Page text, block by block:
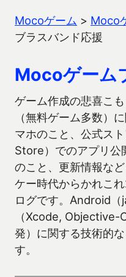
Mocoゲーム > Moco
ブラスバンド応援
Mocoゲーム
ゲーム作成の悲喜こ
（無料ゲーム多数）
マホのこと、公式ス
Store）でのアプリ公
のこと、更新情報な
ケー時代からかれこ
ログです。Android
（Xcode, Objective-
発）に関する技術的
す。